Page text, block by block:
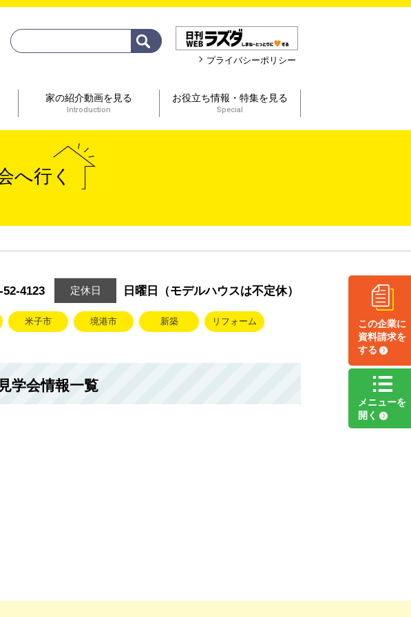
プライバシーポリシー
家の紹介動画を見る
Introduction
お役立ち情報・特集を見る
Special
へ行く
52-4123 定休日 日曜日（モデルハウスは不定休）
米子市 境港市 新築 リフォーム
学会情報一覧
この企業に
資料請求を
する
メニューを
開く